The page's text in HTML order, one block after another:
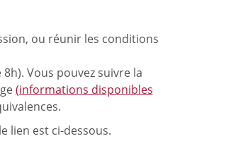
ou réunir les conditions
Vous pouvez suivre la
(informations disponibles
lien est ci-dessous.